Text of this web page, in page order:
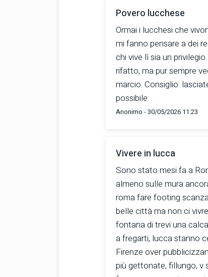
Povero lucchese
Ormai i lucchesi che
mi fanno pensare a dei
chi vive lì sia un
rifatto, ma pur sempre
marcio. Consiglio:
possibile.
Anonimo - 30/05/2026 11:23
Vivere in lucca
Sono stato mesi fa a
almeno sulle mura
roma fare footing
belle città ma non ci
fontana di trevi una
a fregarti, lucca stanno
Firenze over
più gettonate, fillungo, v